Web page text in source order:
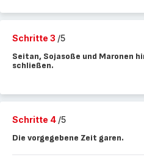
Schritte 3 /5
Seitan, Sojasoße und Maronen
schließen.
Schritte 4 /5
Die vorgegebene Zeit garen.